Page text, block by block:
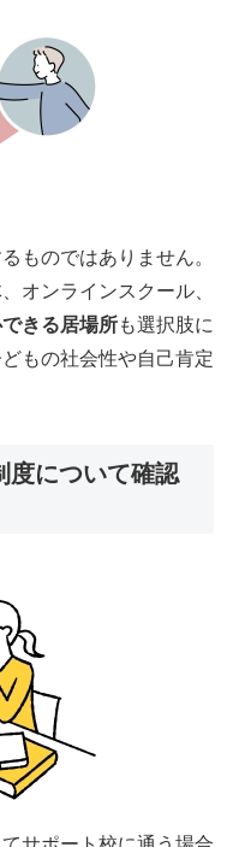
ものではありません。
オンラインスクール、
きる居場所も選択肢に
もの社会性や自己肯定
度について確認